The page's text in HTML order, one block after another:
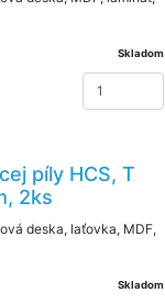
Skladom
píly HCS, T
2ks
deska, laťovka, MDF,
Skladom